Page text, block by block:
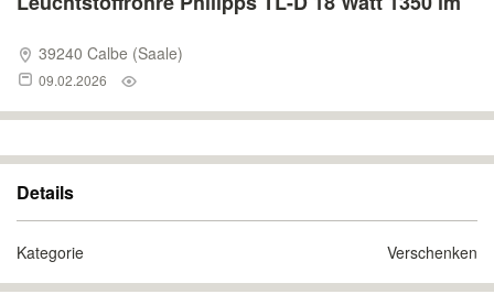
39240 Calbe (Saale)
09.02.2026
Details
Kategorie Verschenken